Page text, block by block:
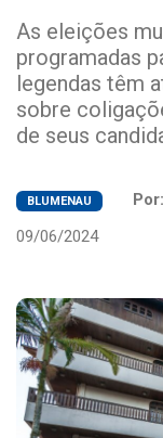
As eleições
programadas
legendas têm
sobre
de seus
BLUMENAU Por:
09/06/2024